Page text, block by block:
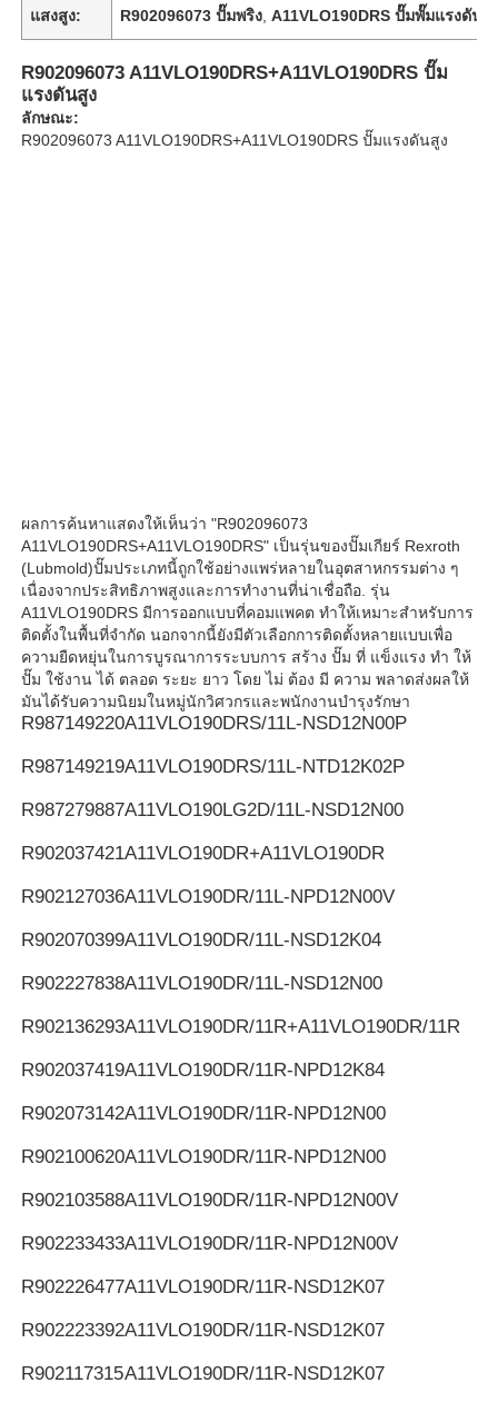
ทัวร์โรงงาน
การควบคุมคุณภาพ
ปั๊มไฮดรอลิกพาร์คเกอร์
ปั๊มไฮดรอลิกของวิคเกอร์
วาล์วไฮดรอลิก Rexroth
วาล์วไฮดรอลิก YUKEN
Yuken ปั๊มไฮดรอลิค
แสงสูง: R902096073 ปั๊มพริง ,A11VLO190DRS ปั๊มพั๊มแรงดันสู
R902096073 A11VLO190DRS+A11VLO190DRS ปั๊ม
แรงดันสูง
ลักษณะ:
R902096073 A11VLO190DRS+A11VLO190DRS ปั๊มแรงดันสูง
ผลการค้นหาแสดงให้เห็นว่า "R902096073
A11VLO190DRS+A11VLO190DRS" เป็นรุ่นของปั๊มเกียร์ Rexroth
(Lubmold)ปั๊มประเภทนี้ถูกใช้อย่างแพร่หลายในอุตสาหกรรมต่าง ๆ
เนื่องจากประสิทธิภาพสูงและการทํางานที่น่าเชื่อถือ. รุ่น
A11VLO190DRS มีการออกแบบที่คอมแพคต ทําให้เหมาะสําหรับการ
ติดตั้งในพื้นที่จํากัด นอกจากนี้ยังมีตัวเลือกการติดตั้งหลายแบบเพื่อ
ความยืดหยุ่นในการบูรณาการระบบการ สร้าง ปั๊ม ที่ แข็งแรง ทํา ให้
ปั๊ม ใช้งาน ได้ ตลอด ระยะ ยาว โดย ไม่ ต้อง มี ความ พลาดส่งผลให้
มันได้รับความนิยมในหมู่นักวิศวกรและพนักงานบํารุงรักษา
R987149220A11VLO190DRS/11L-NSD12N00P
R987149219A11VLO190DRS/11L-NTD12K02P
R987279887A11VLO190LG2D/11L-NSD12N00
R902037421A11VLO190DR+A11VLO190DR
R902127036A11VLO190DR/11L-NPD12N00V
R902070399A11VLO190DR/11L-NSD12K04
R902227838A11VLO190DR/11L-NSD12N00
R902136293A11VLO190DR/11R+A11VLO190DR/11R
R902037419A11VLO190DR/11R-NPD12K84
R902073142A11VLO190DR/11R-NPD12N00
R902100620A11VLO190DR/11R-NPD12N00
R902103588A11VLO190DR/11R-NPD12N00V
R902233433A11VLO190DR/11R-NPD12N00V
R902226477A11VLO190DR/11R-NSD12K07
R902223392A11VLO190DR/11R-NSD12K07
R902117315A11VLO190DR/11R-NSD12K07